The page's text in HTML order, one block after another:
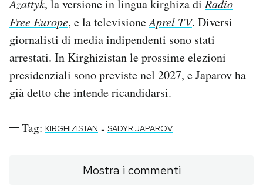
Azattyk, la versione in lingua kirghiza di Radio
Free Europe, e la televisioneAprel TV. Diversi
giornalisti di media indipendenti sono stati
arrestati. In Kirghizistan le prossime elezioni
presidenziali sono previste nel 2027, e Japarov ha
già detto che intende ricandidarsi.
Tag: KIRGHIZISTAN - SADYR JAPAROV
Mostra i commenti